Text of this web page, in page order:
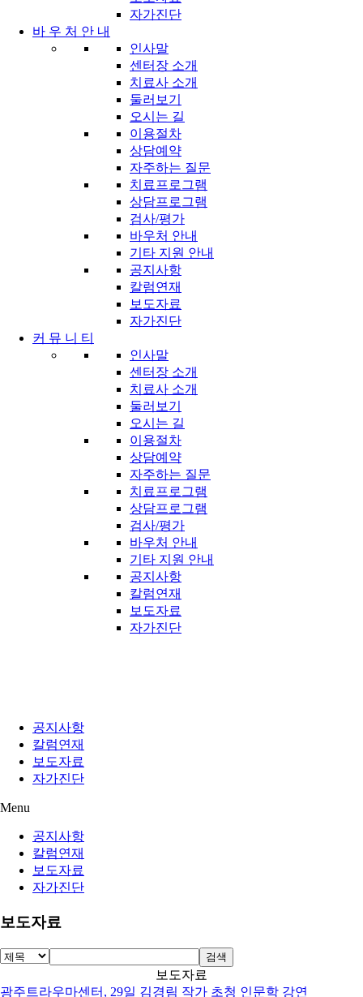
자가진단
바 우 처 안 내
인사말
센터장 소개
치료사 소개
둘러보기
오시는 길
이용절차
상담예약
자주하는 질문
치료프로그램
상담프로그램
검사/평가
바우처 안내
기타 지원 안내
공지사항
칼럼연재
보도자료
자가진단
커 뮤 니 티
인사말
센터장 소개
치료사 소개
둘러보기
오시는 길
이용절차
상담예약
자주하는 질문
치료프로그램
상담프로그램
검사/평가
바우처 안내
기타 지원 안내
공지사항
칼럼연재
보도자료
자가진단
공지사항
칼럼연재
보도자료
자가진단
Menu
공지사항
칼럼연재
보도자료
자가진단
보도자료
검색
보도자료
광주트라우마센터, 29일 김경림 작가 초청 인문학 강연